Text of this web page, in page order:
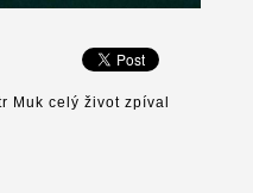
Muk celý život zpíval